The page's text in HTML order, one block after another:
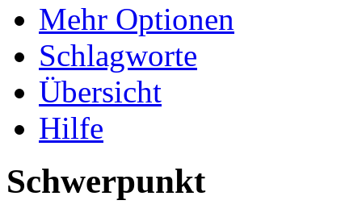
Mehr Optionen
Schlagworte
Übersicht
Hilfe
Schwerpunkt